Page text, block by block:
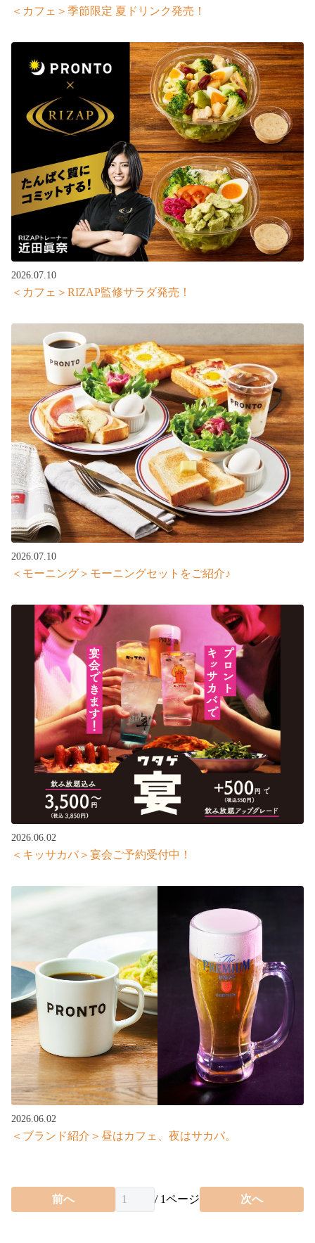
＜カフェ＞季節限定 夏ドリンク発売！
2026.07.10
＜カフェ＞RIZAP監修サラダ発売！
2026.07.10
＜モーニング＞モーニングセットをご紹介♪
2026.06.02
＜キッサカバ＞宴会ご予約受付中！
2026.06.02
＜ブランド紹介＞昼はカフェ、夜はサカバ。
前へ / 1ページ 次へ